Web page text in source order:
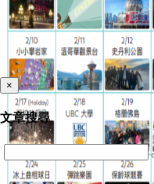
×
文章搜尋